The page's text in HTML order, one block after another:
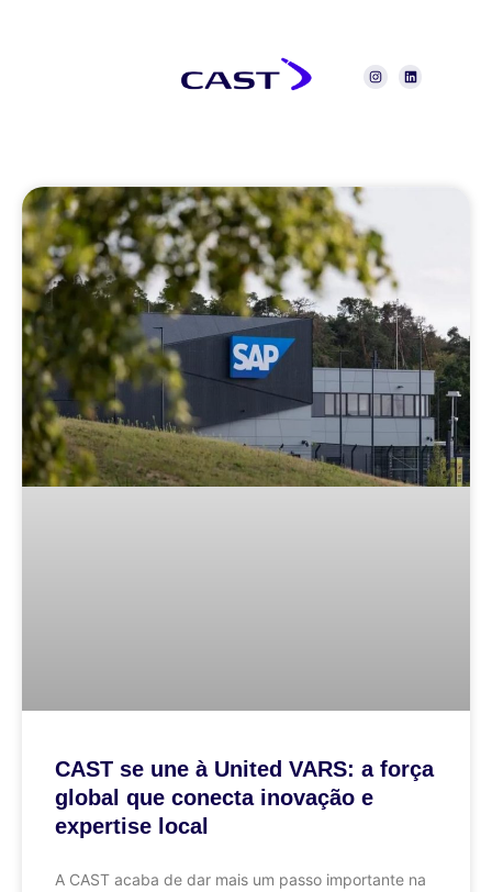
CAST se une à United VARS: a força
global que conecta inovação e
expertise local
A CAST acaba de dar mais um passo importante na